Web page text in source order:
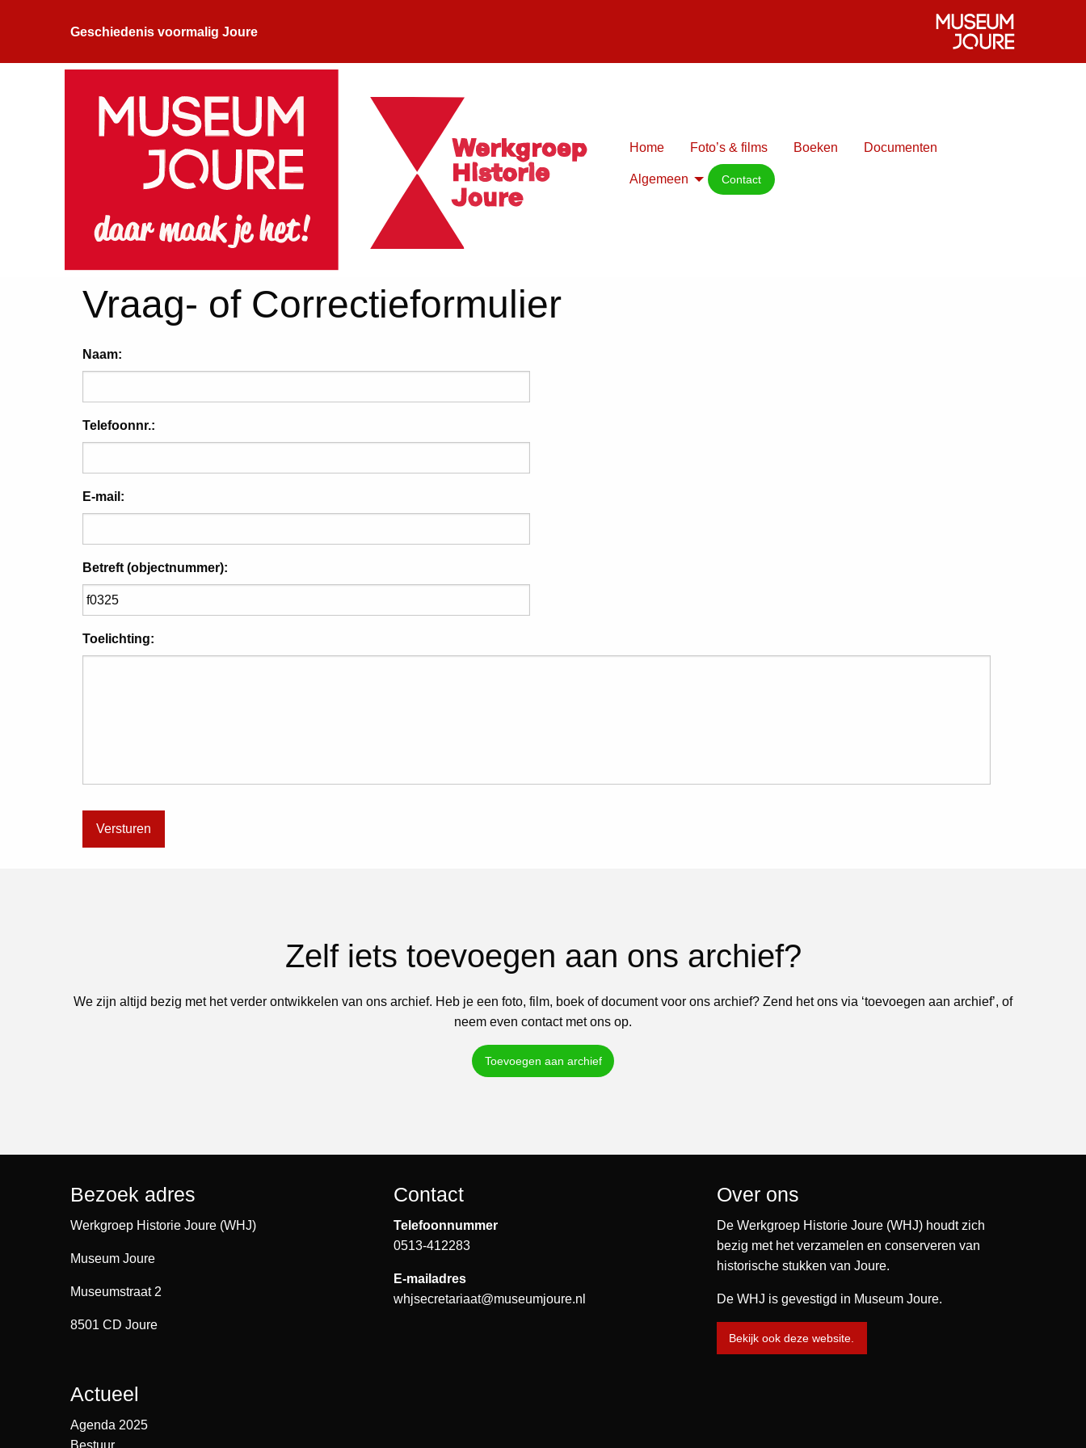
Geschiedenis voormalig Joure
Home Foto’s & films Boeken Documenten
Algemeen Contact
Vraag- of Correctieformulier
Naam:
Telefoonnr.:
E-mail:
Betreft (objectnummer):
Toelichting:
Zelf iets toevoegen aan ons archief?
We zijn altijd bezig met het verder ontwikkelen van ons archief. Heb je een foto, film, boek of document voor ons archief? Zend het ons via ‘toevoegen aan archief’, of
neem even contact met ons op.
Toevoegen aan archief
Bezoek adres
Werkgroep Historie Joure (WHJ)
Museum Joure
Museumstraat 2
8501 CD Joure
Contact
Telefoonnummer
0513-412283
E-mailadres
whjsecretariaat@museumjoure.nl
Over ons
De Werkgroep Historie Joure (WHJ) houdt zich
bezig met het verzamelen en conserveren van
historische stukken van Joure.
De WHJ is gevestigd in Museum Joure.
Bekijk ook deze website.
Actueel
Agenda 2025